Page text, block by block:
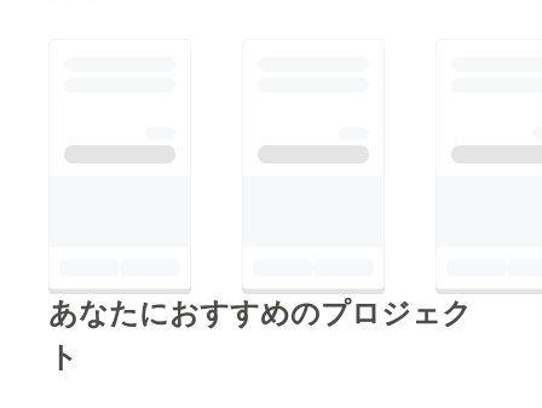
あなたにおすすめのプロジェク
ト